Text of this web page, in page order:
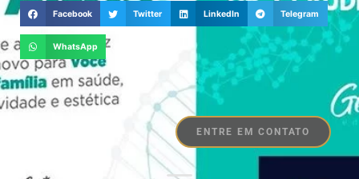
Facebook Twitter LinkedIn Telegram
WhatsApp
ENTRE EM CONTATO